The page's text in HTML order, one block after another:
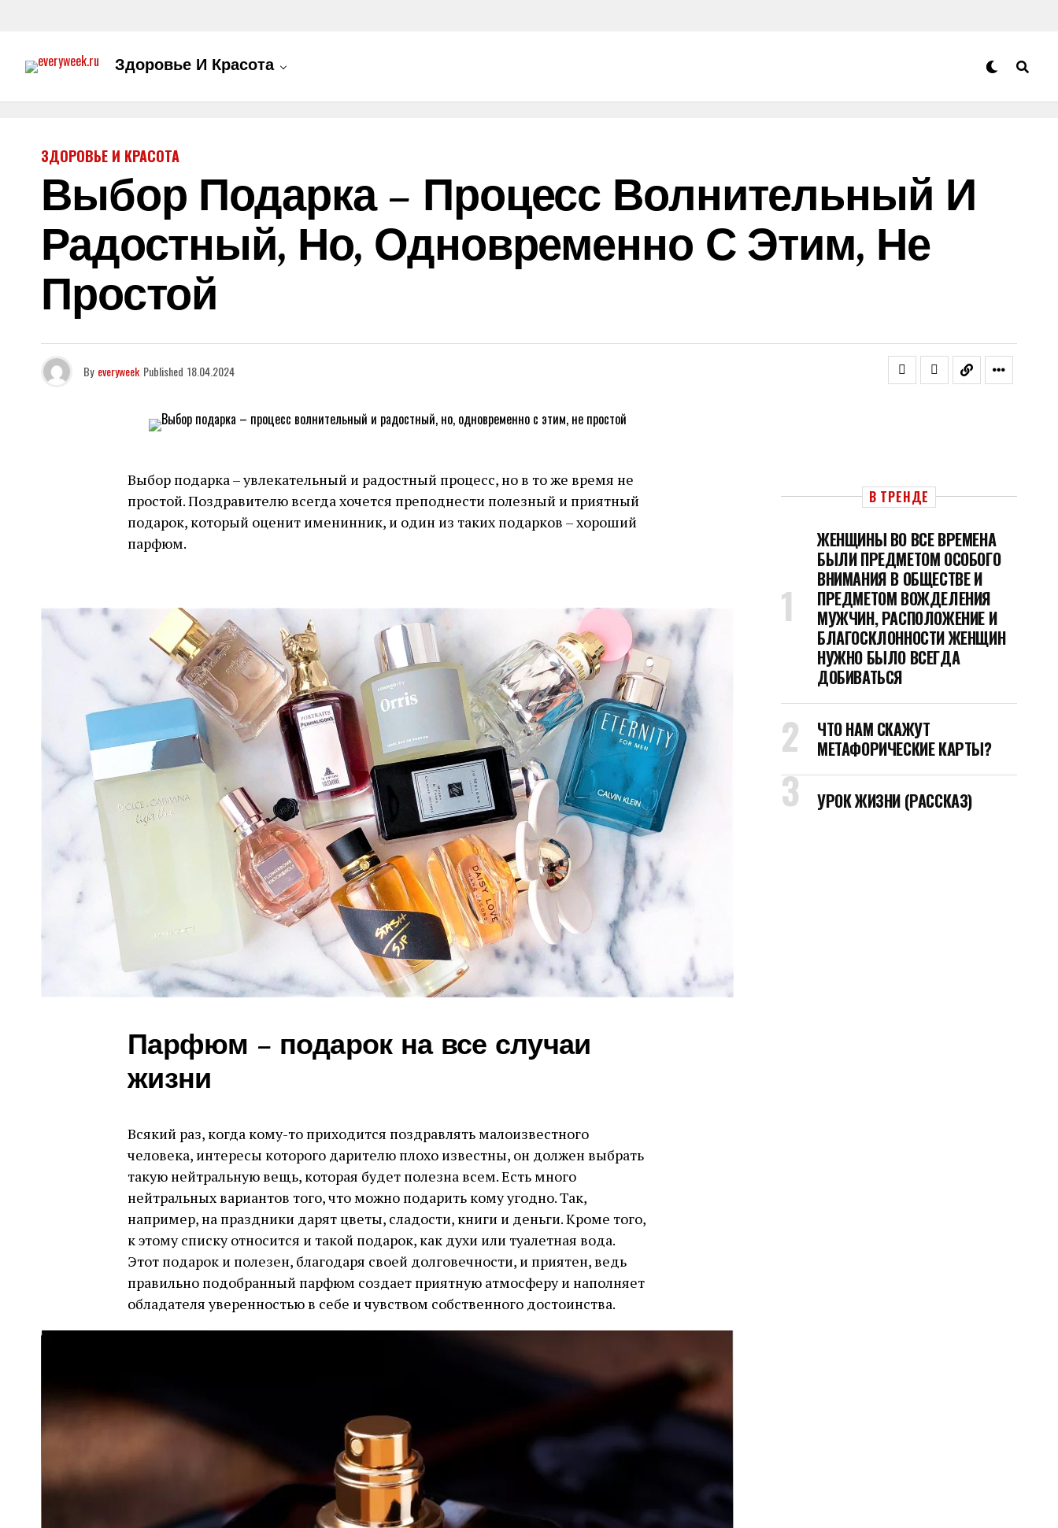
Здоровье И Красота
ЗДОРОВЬЕ И КРАСОТА
Выбор Подарка – Процесс Волнительный И
Радостный, Но, Одновременно С Этим, Не
Простой
By everyweek Published 18.04.2024
Выбор подарка – увлекательный и радостный процесс, но в то же время не
простой. Поздравителю всегда хочется преподнести полезный и приятный
подарок, который оценит именинник, и один из таких подарков – хороший
парфюм.
Парфюм – подарок на все случаи
жизни
Всякий раз, когда кому-то приходится поздравлять малоизвестного
человека, интересы которого дарителю плохо известны, он должен выбрать
такую ​​нейтральную вещь, которая будет полезна всем. Есть много
нейтральных вариантов того, что можно подарить кому угодно. Так,
например, на праздники дарят цветы, сладости, книги и деньги. Кроме того,
к этому списку относится и такой подарок, как духи или туалетная вода.
Этот подарок и полезен, благодаря своей долговечности, и приятен, ведь
правильно подобранный парфюм создает приятную атмосферу и наполняет
обладателя уверенностью в себе и чувством собственного достоинства.
В ТРЕНДЕ
ЖЕНЩИНЫ ВО ВСЕ ВРЕМЕНА
БЫЛИ ПРЕДМЕТОМ ОСОБОГО
ВНИМАНИЯ В ОБЩЕСТВЕ И
ПРЕДМЕТОМ ВОЖДЕЛЕНИЯ
МУЖЧИН, РАСПОЛОЖЕНИЕ И
БЛАГОСКЛОННОСТИ ЖЕНЩИН
НУЖНО БЫЛО ВСЕГДА
ДОБИВАТЬСЯ
ЧТО НАМ СКАЖУТ
МЕТАФОРИЧЕСКИЕ КАРТЫ?
УРОК ЖИЗНИ (РАССКАЗ)